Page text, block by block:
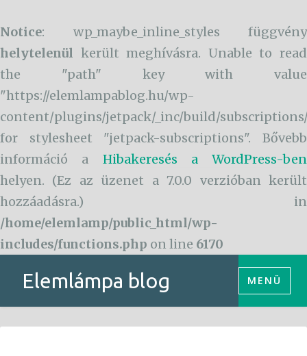
Notice: wp_maybe_inline_styles függvény
helytelenül került meghívásra. Unable to read
the "path" key with value
"https://elemlampablog.hu/wp-
content/plugins/jetpack/_inc/build/
for stylesheet "jetpack-subscriptions". Bővebb
információ a Hibakeresés a WordPress-ben
helyen. (Ez az üzenet a 7.0.0 verzióban került
hozzáadásra.) in
/home/elemlamp/public_html/wp-
includes/functions.php on line 6170
Elemlámpa blog MENÜ